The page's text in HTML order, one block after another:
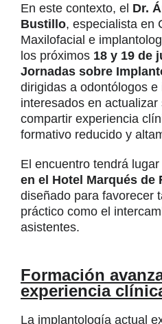
En este contexto, el Dr.
Bustillo, especialista en
Maxilofacial e
los próximos 18 y 19 de
Jornadas sobre
dirigidas a odontólogos e
interesados en
compartir experiencia
formativo reducido y
El encuentro tendrá lugar
en el Hotel Marqués de
diseñado para favorecer
práctico como el
asistentes.
Formación
experiencia
La implantología actual